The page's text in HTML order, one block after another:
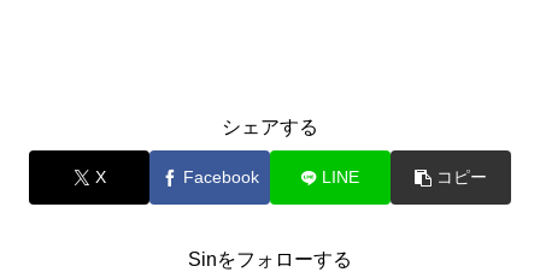
シェアする
X Facebook LINE コピー
Sinをフォローする